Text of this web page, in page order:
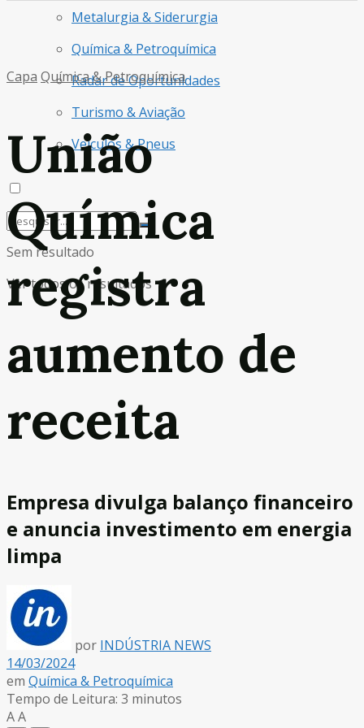
Metalurgia & Siderurgia
Química & Petroquímica
Radar de Oportunidades
Turismo & Aviação
Veículos & Pneus
Sem resultado
Ver todos os resultados
Capa Química & Petroquímica
União
Química
registra
aumento de
receita
Empresa divulga balanço financeiro
e anuncia investimento em energia
limpa
por INDÚSTRIA NEWS
14/03/2024
em Química & Petroquímica
Tempo de Leitura: 3 minutos
AA